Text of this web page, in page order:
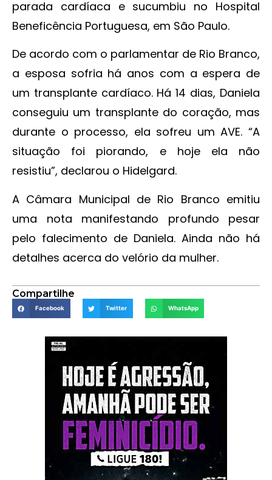
parada cardíaca e sucumbiu no Hospital
Beneficência Portuguesa, em São Paulo.
De acordo com o parlamentar de Rio Branco,
a esposa sofria há anos com a espera de
um transplante cardíaco. Há 14 dias, Daniela
conseguiu um transplante do coração, mas
durante o processo, ela sofreu um AVE. “A
situação foi piorando, e hoje ela não
resistiu”, declarou o Hidelgard.
A Câmara Municipal de Rio Branco emitiu
uma nota manifestando profundo pesar
pelo falecimento de Daniela. Ainda não há
detalhes acerca do velório da mulher.
Compartilhe
Facebook Twitter WhatsApp